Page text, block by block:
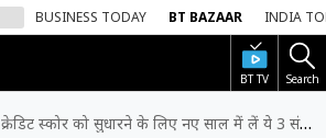
BUSINESS TODAY BT BAZAAR INDIA
BT TV Search
क्रेडिट स्कोर को सुधारने के लिए नए साल में लें ये 3 संकल्प, लोन मिलने में कभी नहीं होगी दिक्कत